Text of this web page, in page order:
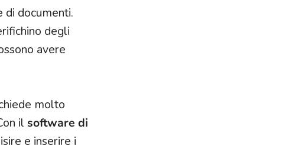
di documenti.
degli
avere
molto
il software di
e inserire i